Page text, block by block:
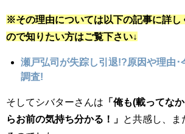
※その理由については以下の記事に詳し
ので知りたい方はご覧下さい↓
瀬戸弘司が失踪し引退!?原因や理由･
調査!
そしてシバターさんは 「俺も(載ってな
らお前の気持ち分かる！」
と共感し、ま